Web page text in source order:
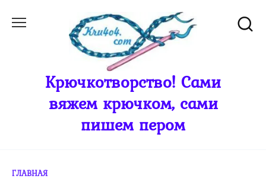
Крючкотворство! Сами
вяжем крючком, сами
пишем пером
ГЛАВНАЯ